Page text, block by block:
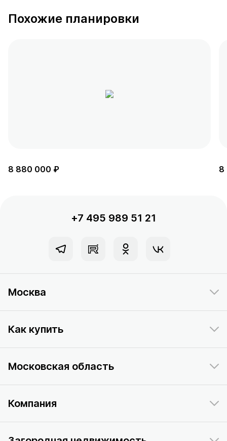
Похожие планировки
8 880 000 ₽ 8
+7 495 989 51 21
Москва
Как купить
Московская область
Компания